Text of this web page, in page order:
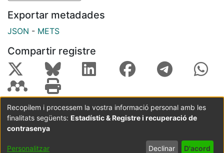
Exportar metadades
JSON - METS
Compartir registre
Coordinació:CRAI UB Avís legal
Metadades
subjectes a:
Configuració
de cookies
privadesa
Recopilem i processem la vostra informació personal amb les
finalitats següents: Estadístic & Registre i recuperació de
contrasenya
Personalitzar Declinar D'acord